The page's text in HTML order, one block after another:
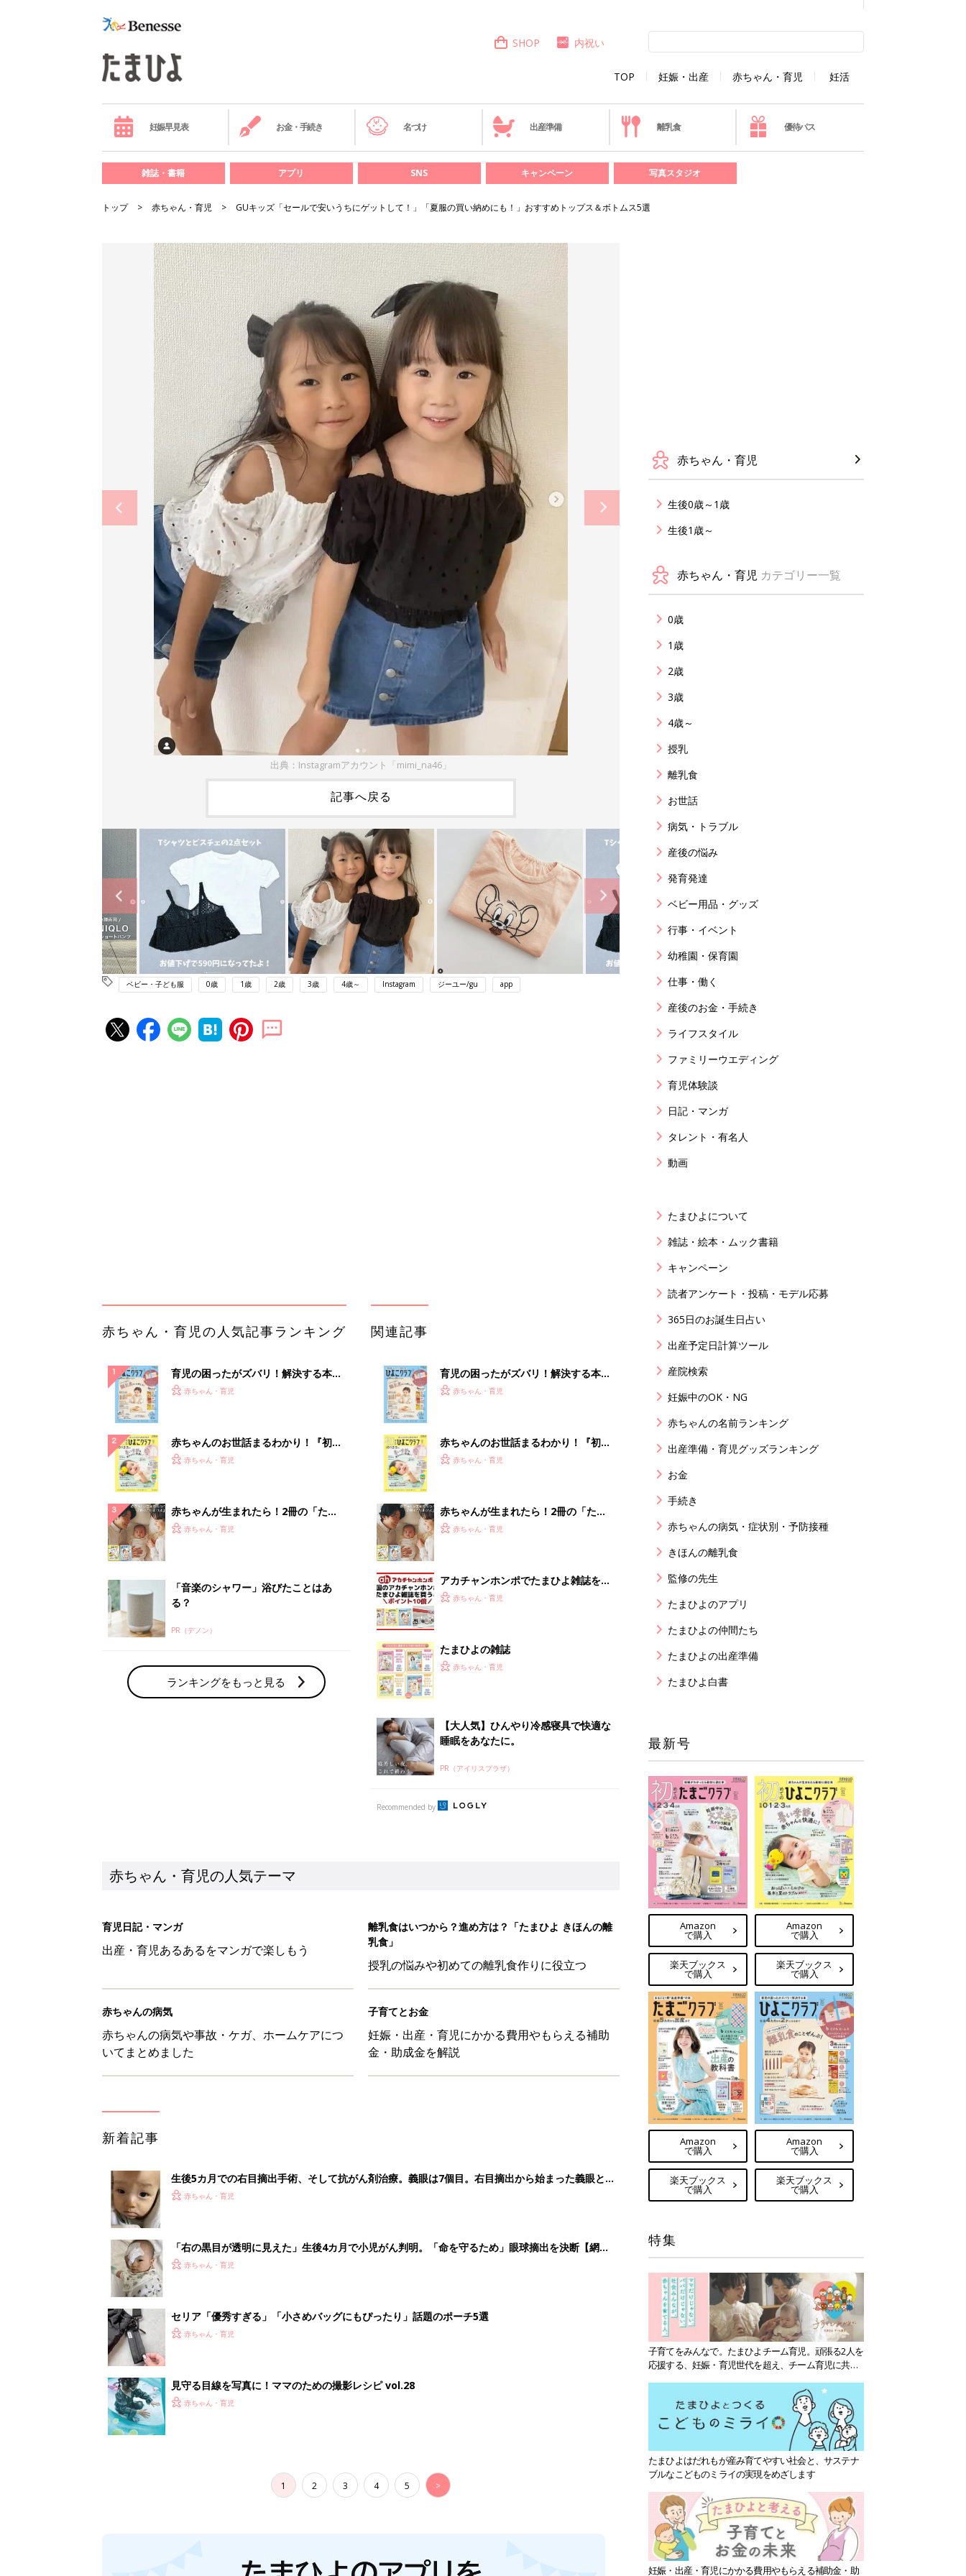
TOP 妊娠・出産 赤ちゃん・育児 妊活
SHOP 内祝い
妊娠早見表 お金・手続き 名づけ 出産準備 離乳食 優待パス
雑誌・書籍 アプリ SNS キャンペーン 写真スタジオ
トップ 赤ちゃん・育児 GUキッズ「セールで安いうちにゲットして！」「夏服の買い納めにも！」おすすめトップス＆ボトムス5選
出典：Instagramアカウント「mimi_na46」
記事へ戻る
ベビー・子ども服 0歳 1歳 2歳 3歳 4歳～ Instagram ジーユー/gu app
る？
PR（デノン）
ランキングをもっと見る
睡眠をあなたに。
PR（アイリスプラザ）
赤ちゃん・育児の人気テーマ
育児日記・マンガ
離乳食はいつから？進め方は？「たまひよ きほんの離
授乳の悩みや初めての離乳食作りに役立つ
子育てとお金
妊娠・出産・育児にかかる費用やもらえる補助
金・助成金を解説
生後5カ月での右目摘出手術、そして抗がん剤治療。義眼は7個目。右目摘出から始まった義眼と
の生活【網膜芽細胞腫】
赤ちゃん・育児
「右の黒目が透明に見えた」生後4カ月で小児がん判明。「命を守るため」眼球摘出を決断【網膜
赤ちゃん・育児
セリア「優秀すぎる」「小さめバッグにもぴったり」話題のポーチ5選
1 2 3 4 5 >
赤ちゃん・育児
生後0歳～1歳
生後1歳～
赤ちゃん・育児 カテゴリー一覧
0歳
1歳
2歳
3歳
4歳～
授乳
離乳食
お世話
病気・トラブル
産後の悩み
発育発達
ベビー用品・グッズ
行事・イベント
幼稚園・保育園
仕事・働く
産後のお金・手続き
ライフスタイル
ファミリーウエディング
育児体験談
日記・マンガ
タレント・有名人
動画
たまひよについて
雑誌・絵本・ムック書籍
キャンペーン
読者アンケート・投稿・モデル応募
365日のお誕生日占い
出産予定日計算ツール
産院検索
妊娠中のOK・NG
赤ちゃんの名前ランキング
出産準備・育児グッズランキング
お金
手続き
赤ちゃんの病気・症状別・予防接種
きほんの離乳食
監修の先生
たまひよのアプリ
たまひよの仲間たち
たまひよの出産準備
たまひよ白書
最新号
Amazon
で購入
楽天ブックス
で購入
Amazon
で購入
楽天ブックス
で購入
Amazon
で購入
楽天ブックス
で購入
Amazon
で購入
楽天ブックス
で購入
特集
子育てをみんなで。たまひよチーム育児。頑張る2人を
応援する、妊娠・育児世代を超え、チーム育児に共感
たまひよはだれもが産み育てやすい社会と、サステナ
ブルなこどものミライの実現をめざします
妊娠・出産・育児にかかる費用やもらえる補助金・助